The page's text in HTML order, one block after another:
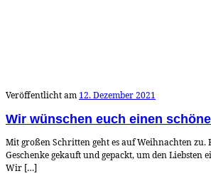
Veröffentlicht am 12. Dezember 2021
Wir wünschen euch einen
Mit großen Schritten geht es auf Weihnachten zu.
Geschenke gekauft und gepackt, um den Liebsten
Wir […]